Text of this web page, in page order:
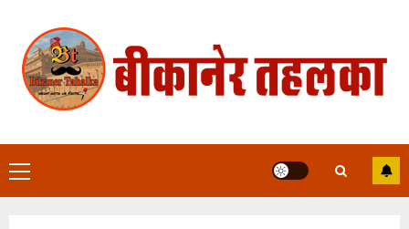
content
Primary
Menu